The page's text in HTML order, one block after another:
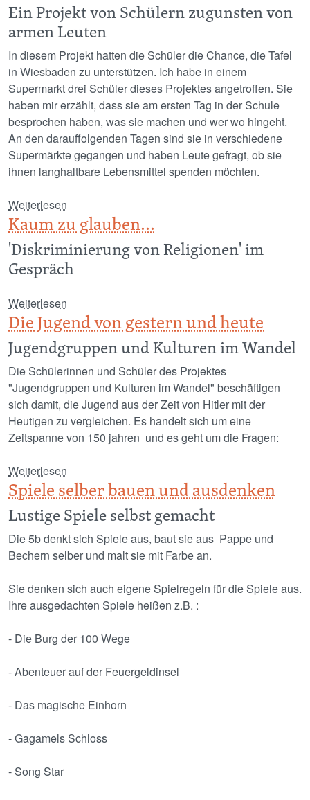
Ein Projekt von Schülern zugunsten von
armen Leuten
In diesem Projekt hatten die Schüler die Chance, die Tafel
in Wiesbaden zu unterstützen. Ich habe in einem
Supermarkt drei Schüler dieses Projektes angetroffen. Sie
haben mir erzählt, dass sie am ersten Tag in der Schule
besprochen haben, was sie machen und wer wo hingeht.
An den darauffolgenden Tagen sind sie in verschiedene
Supermärkte gegangen und haben Leute gefragt, ob sie
ihnen langhaltbare Lebensmittel spenden möchten.
Weiterlesen
Kaum zu glauben...
'Diskriminierung von Religionen' im
Gespräch
Weiterlesen
Die Jugend von gestern und heute
Jugendgruppen und Kulturen im Wandel
Die Schülerinnen und Schüler des Projektes
"Jugendgruppen und Kulturen im Wandel" beschäftigen
sich damit, die Jugend aus der Zeit von Hitler mit der
Heutigen zu vergleichen. Es handelt sich um eine
Zeitspanne von 150 jahren und es geht um die Fragen:
Weiterlesen
Spiele selber bauen und ausdenken
Lustige Spiele selbst gemacht
Die 5b denkt sich Spiele aus, baut sie aus Pappe und
Bechern selber und malt sie mit Farbe an.
Sie denken sich auch eigene Spielregeln für die Spiele aus.
Ihre ausgedachten Spiele heißen z.B. :
- Die Burg der 100 Wege
- Abenteuer auf der Feuergeldinsel
- Das magische Einhorn
- Gagamels Schloss
- Song Star